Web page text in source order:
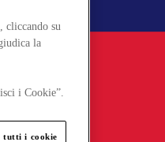
cliccando su
la
i Cookie”.
tutti i cookie